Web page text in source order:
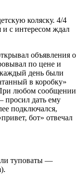
коляску. 4/4
и с интересом ждал
объявления о
по цене и
день были
в коробку»
любом сообщении
просил дать ему
подключался,
бот» отвечал
туповаты —